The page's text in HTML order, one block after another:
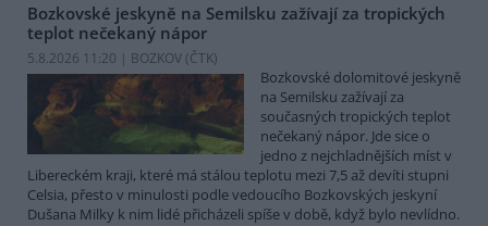
Bozkovské jeskyně na Semilsku zažívají za tropických
teplot nečekaný nápor
5.8.2026 11:20 | BOZKOV (ČTK)
Bozkovské dolomitové jeskyně
na Semilsku zažívají za
současných tropických teplot
nečekaný nápor. Jde sice o
jedno z nejchladnějších míst v
Libereckém kraji, které má stálou teplotu mezi 7,5 až devíti stupni
Celsia, přesto v minulosti podle vedoucího Bozkovských jeskyní
Dušana Milky k nim lidé přicházeli spíše v době, když bylo nevlídno.